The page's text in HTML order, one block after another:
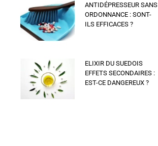
ANTIDÉPRESSEUR SANS
ORDONNANCE : SONT-
ILS EFFICACES ?
ELIXIR DU SUEDOIS
EFFETS SECONDAIRES :
EST-CE DANGEREUX ?